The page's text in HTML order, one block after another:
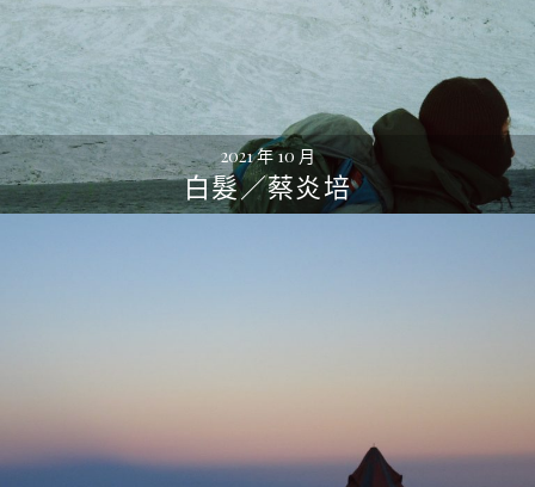
2021 年 10 月
白髮／蔡炎培